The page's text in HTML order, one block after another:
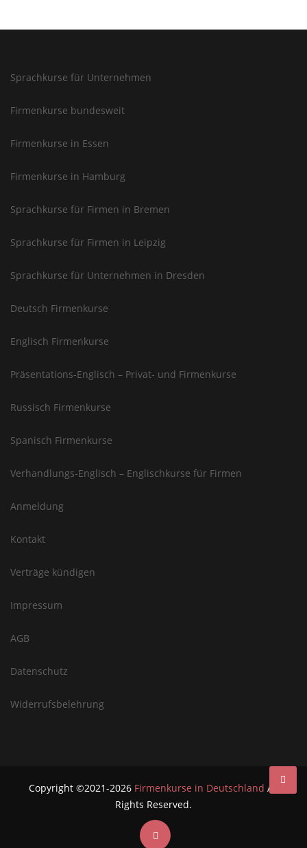
Sprachkurse für Unternehmen
Firmenkurse bundesweit
Firmenkurse in Essen
Firmenkurse in Hamburg
Sprachkurse für Firmen in Bremen
Sprachkurse für Firmen in Leipzig
Sprachkurse für Unternehmen in Dresden
Deutsch Firmenkurse
Englisch Firmenkurse
Präsentations-Englisch – Privat- und Firmenkurse
Russisch Firmenkurse
Spanisch Firmenkurse
Verhandlungs-Englisch – Englischkurse für Firmen
Anmeldung
Kontakt
Verträge kündigen
Impressum
AGB
Datenschutz
Widerrufsbelehrung
Copyright ©2021-2026 Firmenkurse in Deutschland All
Rights Reserved.